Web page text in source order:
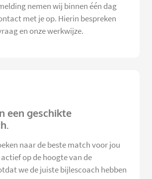
nemen wij binnen één dag
met je op. Hierin bespreken
en onze werkwijze.
een geschikte
naar de beste match voor jou
op de hoogte van de
we de juiste bijlescoach hebben